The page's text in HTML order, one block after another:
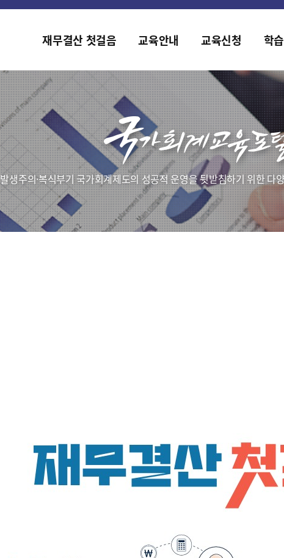
2019년도 국가회계 전문교육 사전수요조사
재무결산 첫걸음 교육안내 교육신청 학
발생주의·복식부기 국가회계제도의 성공적 운영을 뒷받침하기 위한 다